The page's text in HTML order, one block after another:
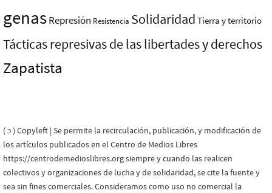
genasRepresión Resistencia Solidaridad Tierra y territorio
Tácticas represivas de las libertades y derechos
Zapatista
( ɔ ) Copyleft | Se permite la recirculación, publicación, y modificación de
los artículos publicados en el Centro de Medios Libres
https://centrodemedioslibres.org siempre y cuando las realicen
colectivos y organizaciones de lucha y de solidaridad, se cite la fuente y
sea sin fines comerciales. Consideramos como uso no comercial la